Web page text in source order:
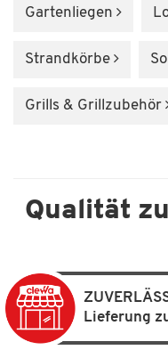
Gartenliegen
Strandkörbe
Grills & Grillzubehör
Qualität
Lieferung